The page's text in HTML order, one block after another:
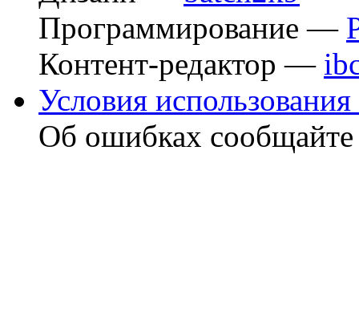
Программирование —
Контент-редактор —
Условия использования
Об ошибках